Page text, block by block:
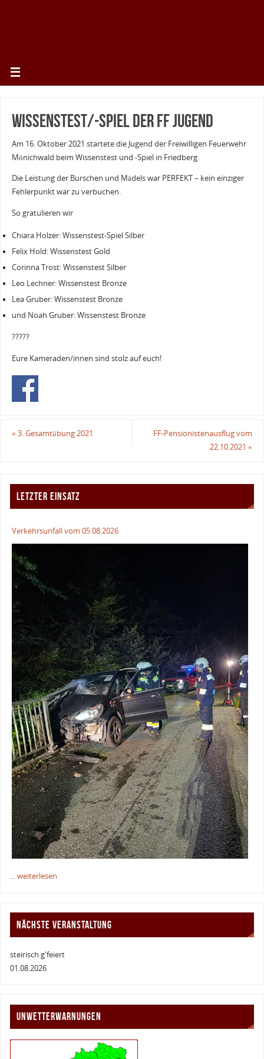
Wissenstest/-spiel der FF Jugend
Am 16. Oktober 2021 startete die Jugend der Freiwilligen Feuerwehr
Mönichwald beim Wissenstest und -Spiel in Friedberg.
Die Leistung der Burschen und Mädels war PERFEKT – kein einziger
Fehlerpunkt war zu verbuchen.
So gratulieren wir
Chiara Holzer: Wissenstest-Spiel Silber
Felix Hold: Wissenstest Gold
Corinna Trost: Wissenstest Silber
Leo Lechner: Wissenstest Bronze
Lea Gruber: Wissenstest Bronze
und Noah Gruber: Wissenstest Bronze
????️?
Eure Kameraden/innen sind stolz auf euch!
« 3. Gesamtübung 2021
FF-Pensionistenausflug vom
22.10.2021»
LETZTER EINSATZ
Verkehrsunfall vom 05.08.2026
... weiterlesen
NÄCHSTE VERANSTALTUNG
steirisch g'feiert
01.08.2026
UNWETTERWARNUNGEN